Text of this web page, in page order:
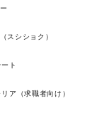
スシショク）
ト
ア（求職者向け）